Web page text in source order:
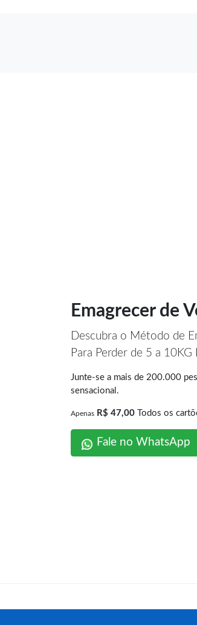
Emagrecer de
Descubra o Método de
Para Perder de 5 a 10KG
Junte-se a mais de 200.000
sensacional.
Apenas R$ 47,00 Todos os
Fale no WhatsApp